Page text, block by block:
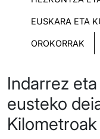
EUSKARA ETA
OROKORRAK
Indarrez
eusteko